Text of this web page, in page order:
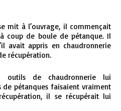
mit à l’ouvrage, il commençait
coup de boule de pétanque. Il
avait appris en chaudronnerie
récupération.
outils de chaudronnerie lui
de pétanques faisaient vraiment
il se récupérait lui